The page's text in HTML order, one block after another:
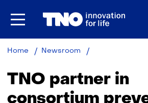
Ga
Home Newsroom
consortium
preventie
TNO partner in
consortium